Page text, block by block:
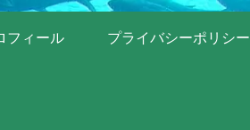
フィール プライバシーポリシー